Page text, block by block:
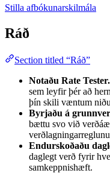
Stilla afbókunarskilmála
Ráð
Section titled “Ráð”
Notaðu Rate Tester.
sem leyfir þér að
þín skili væntum
Byrjaðu á
bættu svo við
Endurskoðaðu
daglegt verð fyrir
samkeppnishæft.